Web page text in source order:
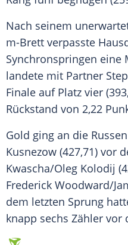
Nach seinem
m-Brett verpasste
Synchronspringen eine
landete mit Partner
Finale auf Platz vier
Rückstand von 2,22
Gold ging an die
Kusnezow (427,71) vor
Kwascha/Oleg Kolodij
Frederick Woodward/
dem letzten Sprung
knapp sechs Zähler vor